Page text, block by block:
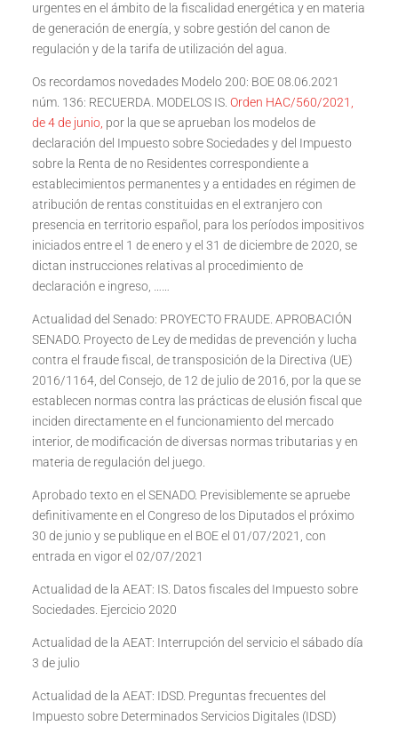
urgentes en el ámbito de la fiscalidad energética y en materia
de generación de energía, y sobre gestión del canon de
regulación y de la tarifa de utilización del agua.
Os recordamos novedades Modelo 200: BOE 08.06.2021
núm. 136: RECUERDA. MODELOS IS. Orden HAC/560/2021,
de 4 de junio, por la que se aprueban los modelos de
declaración del Impuesto sobre Sociedades y del Impuesto
sobre la Renta de no Residentes correspondiente a
establecimientos permanentes y a entidades en régimen de
atribución de rentas constituidas en el extranjero con
presencia en territorio español, para los períodos impositivos
iniciados entre el 1 de enero y el 31 de diciembre de 2020, se
dictan instrucciones relativas al procedimiento de
declaración e ingreso, ……
Actualidad del Senado: PROYECTO FRAUDE. APROBACIÓN
SENADO. Proyecto de Ley de medidas de prevención y lucha
contra el fraude fiscal, de transposición de la Directiva (UE)
2016/1164, del Consejo, de 12 de julio de 2016, por la que se
establecen normas contra las prácticas de elusión fiscal que
inciden directamente en el funcionamiento del mercado
interior, de modificación de diversas normas tributarias y en
materia de regulación del juego.
Aprobado texto en el SENADO. Previsiblemente se apruebe
definitivamente en el Congreso de los Diputados el próximo
30 de junio y se publique en el BOE el 01/07/2021, con
entrada en vigor el 02/07/2021
Actualidad de la AEAT: IS. Datos fiscales del Impuesto sobre
Sociedades. Ejercicio 2020
Actualidad de la AEAT: Interrupción del servicio el sábado día
3 de julio
Actualidad de la AEAT: IDSD. Preguntas frecuentes del
Impuesto sobre Determinados Servicios Digitales (IDSD)